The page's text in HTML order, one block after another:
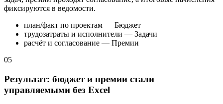
фиксируются в ведомости.
план/факт по проектам — Бюджет
трудозатраты и исполнители — Задачи
расчёт и согласование — Премии
05
Результат: бюджет и премии стали
управляемыми без Excel